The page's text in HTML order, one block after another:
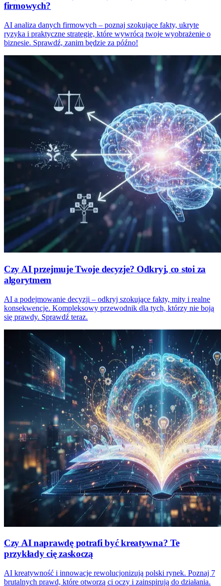
firmowych?
AI analiza danych firmowych – poznaj szokujące fakty, ukryte
ryzyka i praktyczne strategie, które wywrócą twoje wyobrażenie o
biznesie. Sprawdź, zanim będzie za późno!
Czy AI przejmuje Twoje decyzje? Odkryj, co stoi za
algorytmem
AI a podejmowanie decyzji – odkryj szokujące fakty, mity i realne
konsekwencje. Kompleksowy przewodnik dla tych, którzy nie boją
się prawdy. Sprawdź teraz.
Czy AI naprawdę potrafi być kreatywna? Te
przykłady cię zaskoczą
AI kreatywność i innowacje rewolucjonizują polski rynek. Poznaj 7
brutalnych prawd, które otworzą ci oczy i zainspirują do działania.